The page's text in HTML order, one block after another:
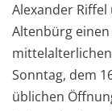
Alexander
Altenbürg
Sonntag, dem
üblichen